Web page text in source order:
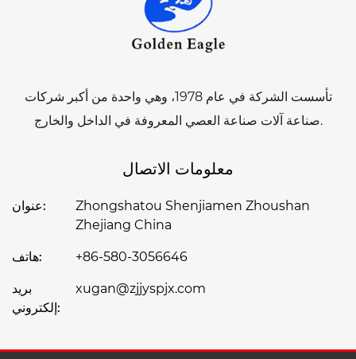
تأسست الشركة في عام 1978، وهي واحدة من أكبر شركات
صناعة آلات صناعة العصي المعروفة في الداخل والخارج.
معلومات الاتصال
عنوان:
Zhongshatou Shenjiamen Zhoushan
Zhejiang China
هاتف: +86-580-3056646
بريد
إلكتروني:
xugan@zjjyspjx.com